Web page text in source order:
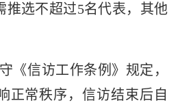
推选不超过5名代表，其他
《信访工作条例》规定，
正常秩序，信访结束后自